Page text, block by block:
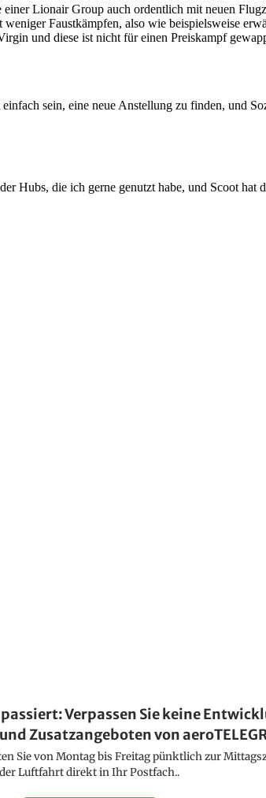
Verpassen Sie keine
Zusatzangeboten von
Sie von Montag bis Freitag pünktlich zur
der Luftfahrt direkt in Ihr Postfach..